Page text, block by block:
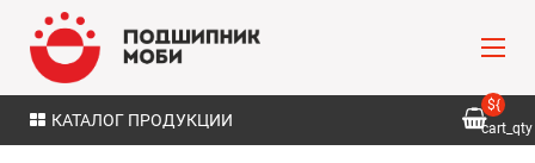
КАТАЛОГ ПРОДУКЦИИ
${
cart_qty